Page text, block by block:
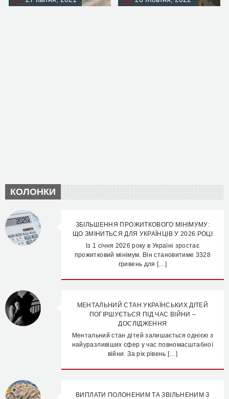
КОЛОНКИ
ЗБІЛЬШЕННЯ ПРОЖИТКОВОГО МІНІМУМУ:
ЩО ЗМІНИТЬСЯ ДЛЯ УКРАЇНЦІВ У 2026 РОЦІ
Із 1 січня 2026 року в Україні зростає
прожитковий мінімум. Він становитиме 3328
гривень для […]
МЕНТАЛЬНИЙ СТАН УКРАЇНСЬКИХ ДІТЕЙ
ПОГІРШУЄТЬСЯ ПІД ЧАС ВІЙНИ –
ДОСЛІДЖЕННЯ
Ментальний стан дітей залишається однією з
найуразливіших сфер у час повномасштабної
війни. За рік рівень […]
ВИПЛАТИ ПОЛОНЕНИМ ТА ЗВІЛЬНЕНИМ З